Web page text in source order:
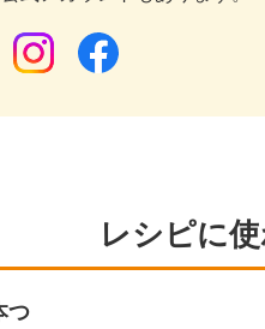
レシピに
つ